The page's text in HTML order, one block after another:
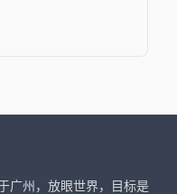
广州，放眼世界，目标是